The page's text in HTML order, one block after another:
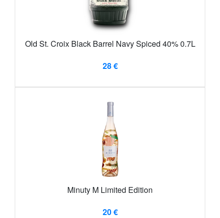
Old St. Croix Black Barrel Navy Spiced 40% 0.7L
28 €
Minuty M Limited Edition
20 €